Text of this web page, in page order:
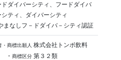
ドダイバーシティ、フードダイバ
シティ、ダイバーシティ
まなしフ－ドダイバ－シティ認証
・商標出願人 株式会社トンボ飲料
・ 商標区分第３２類